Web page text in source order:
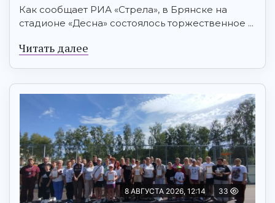
Как сообщает РИА «Стрела», в Брянске на
стадионе «Десна» состоялось торжественное ...
Читать далее
8 АВГУСТА 2026, 12:14 33